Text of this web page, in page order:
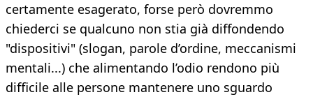
certamente esagerato, forse però dovremmo
chiederci se qualcuno non stia già diffondendo
"dispositivi" (slogan, parole d’ordine, meccanismi
mentali...) che alimentando l’odio rendono più
difficile alle persone mantenere uno sguardo